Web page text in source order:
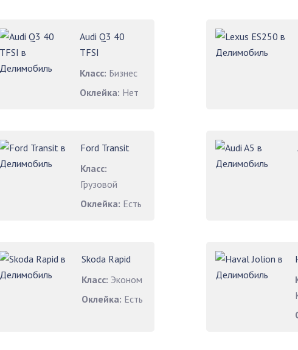
Audi Q3 40
TFSI
Класс: Бизнес
Оклейка: Нет
Ford Transit
Класс:
Грузовой
Оклейка: Есть
Skoda Rapid
Класс: Эконом
Оклейка: Есть